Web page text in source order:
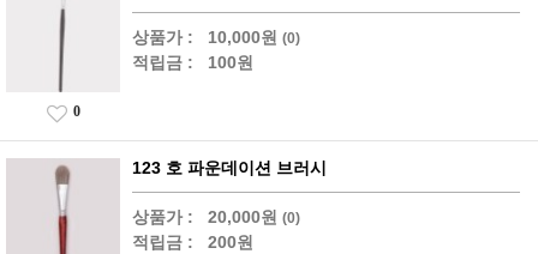
상품가 : 10,000원 (0)
적립금 : 100원
0
123 호 파운데이션 브러시
상품가 : 20,000원 (0)
적립금 : 200원